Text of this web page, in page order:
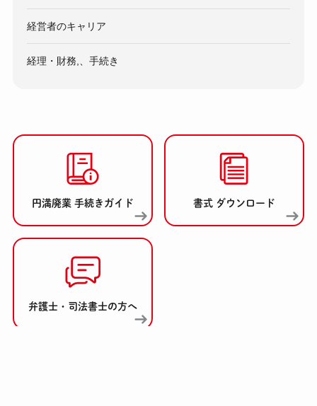
経営者のキャリア
経理・財務,、手続き
円満廃業 手続きガイド 書式 ダウンロード
弁護士・司法書士の方へ